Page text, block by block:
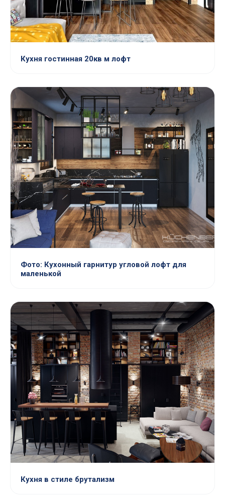
Кухня гостинная 20кв м лофт
Фото: Кухонный гарнитур угловой лофт для
маленькой
Кухня в стиле брутализм